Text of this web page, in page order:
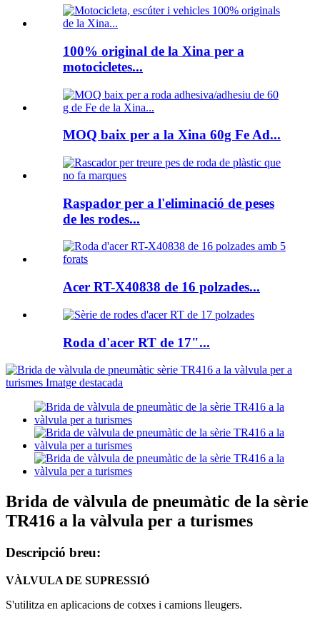
100% original de la Xina per a
motocicletes...
MOQ baix per a la Xina 60g Fe Ad...
Raspador per a l'eliminació de peses
de les rodes...
Acer RT-X40838 de 16 polzades...
Roda d'acer RT de 17"...
Brida de vàlvula de pneumàtic de la sèrie
TR416 a la vàlvula per a turismes
Descripció breu:
VÀLVULA DE SUPRESSIÓ
S'utilitza en aplicacions de cotxes i camions lleugers.